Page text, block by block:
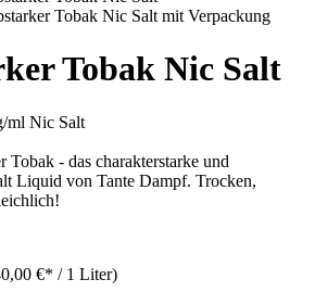
Tobak Nic Salt
ml Nic Salt
Tobak - das charakterstarke und
Liquid von Tante Dampf. Trocken,
€* / 1 Liter)